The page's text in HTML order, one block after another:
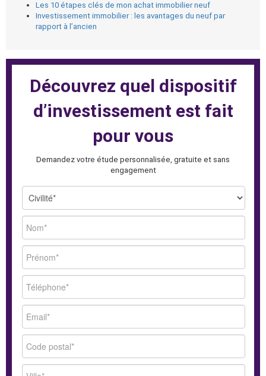
Les 10 étapes clés de mon achat immobilier neuf
Investissement immobilier : les avantages du neuf par
rapport à l’ancien
Découvrez quel dispositif
d’investissement est fait
pour vous
Demandez votre étude personnalisée, gratuite et sans
engagement